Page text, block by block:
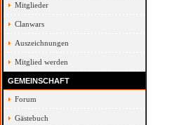
Mitglieder
Clanwars
Auszeichnungen
Mitglied werden
GEMEINSCHAFT
Forum
Gästebuch